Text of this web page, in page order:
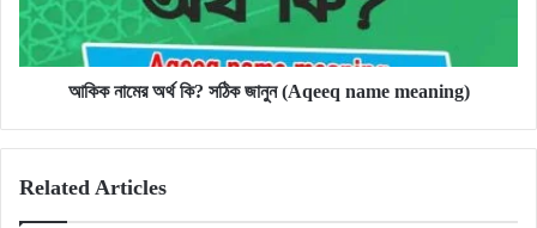
(Aqeeq
name
meaning)
আকিক নামের অর্থ কি? সঠিক জানুন (Aqeeq name meaning)
Related Articles